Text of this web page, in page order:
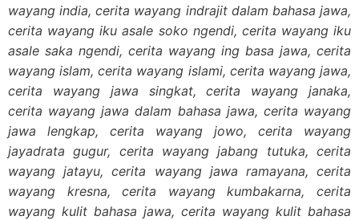
wayang india, cerita wayang indrajit dalam bahasa jawa,
cerita wayang iku asale soko ngendi, cerita wayang iku
asale saka ngendi, cerita wayang ing basa jawa, cerita
wayang islam, cerita wayang islami, cerita wayang jawa,
cerita wayang jawa singkat, cerita wayang janaka,
cerita wayang jawa dalam bahasa jawa, cerita wayang
jawa lengkap, cerita wayang jowo, cerita wayang
jayadrata gugur, cerita wayang jabang tutuka, cerita
wayang jatayu, cerita wayang jawa ramayana, cerita
wayang kresna, cerita wayang kumbakarna, cerita
wayang kulit bahasa jawa, cerita wayang kulit bahasa